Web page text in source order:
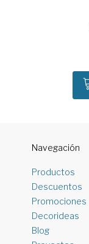
Navegación
Productos
Descuentos
Promociones
Decorideas
Blog